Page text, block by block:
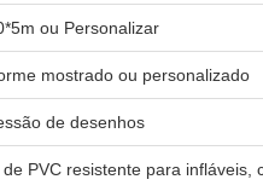
ou Personalizar
mostrado ou personalizado
de desenhos
de PVC resistente para infláveis,